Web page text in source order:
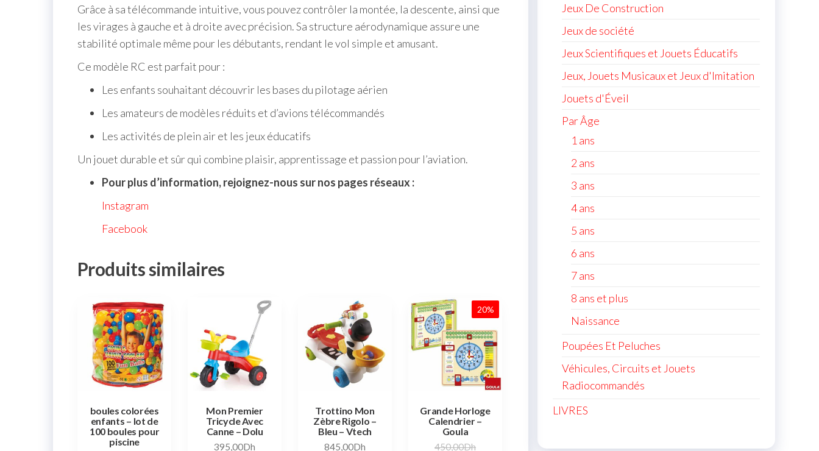
Grâce à sa télécommande intuitive, vous pouvez contrôler la montée, la descente, ainsi que
les virages à gauche et à droite avec précision. Sa structure aérodynamique assure une
stabilité optimale même pour les débutants, rendant le vol simple et amusant.
Ce modèle RC est parfait pour :
Les enfants souhaitant découvrir les bases du pilotage aérien
Les amateurs de modèles réduits et d’avions télécommandés
Les activités de plein air et les jeux éducatifs
Un jouet durable et sûr qui combine plaisir, apprentissage et passion pour l’aviation.
Pour plus d’information, rejoignez-nous sur nos pages réseaux :
Instagram
Facebook
Produits similaires
boules colorées
enfants – lot de
100 boules pour
piscine
Mon Premier
Tricycle Avec
Canne – Dolu
395,00Dh
Trottino Mon
Zèbre Rigolo –
Bleu – Vtech
845,00Dh
20%
Grande Horloge
Calendrier –
Goula
450,00Dh
Jeux De Construction
Jeux de société
Jeux Scientifiques et Jouets Éducatifs
Jeux, Jouets Musicaux et Jeux d'Imitation
Jouets d'Éveil
Par Âge
1 ans
2 ans
3 ans
4 ans
5 ans
6 ans
7 ans
8 ans et plus
Naissance
Poupées Et Peluches
Véhicules, Circuits et Jouets
Radiocommandés
LIVRES